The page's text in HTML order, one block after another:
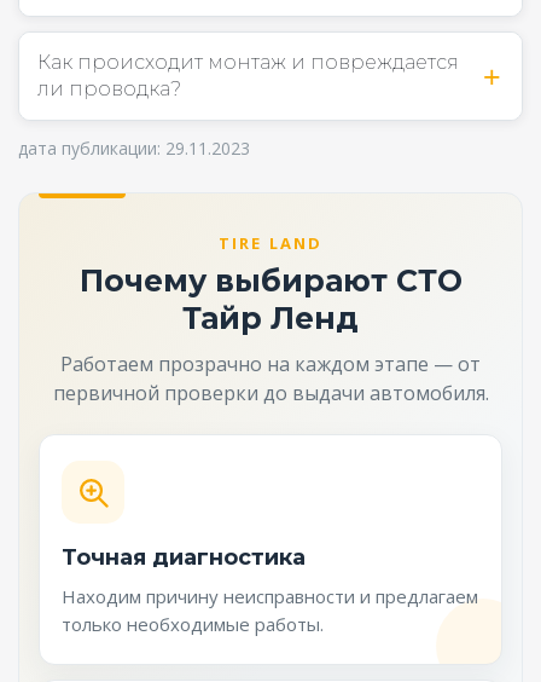
Как происходит монтаж и повреждается
ли проводка?
дата публикации: 29.11.2023
TIRE LAND
Почему выбирают СТО
Тайр Ленд
Работаем прозрачно на каждом этапе — от
первичной проверки до выдачи автомобиля.
Точная диагностика
Находим причину неисправности и предлагаем
только необходимые работы.